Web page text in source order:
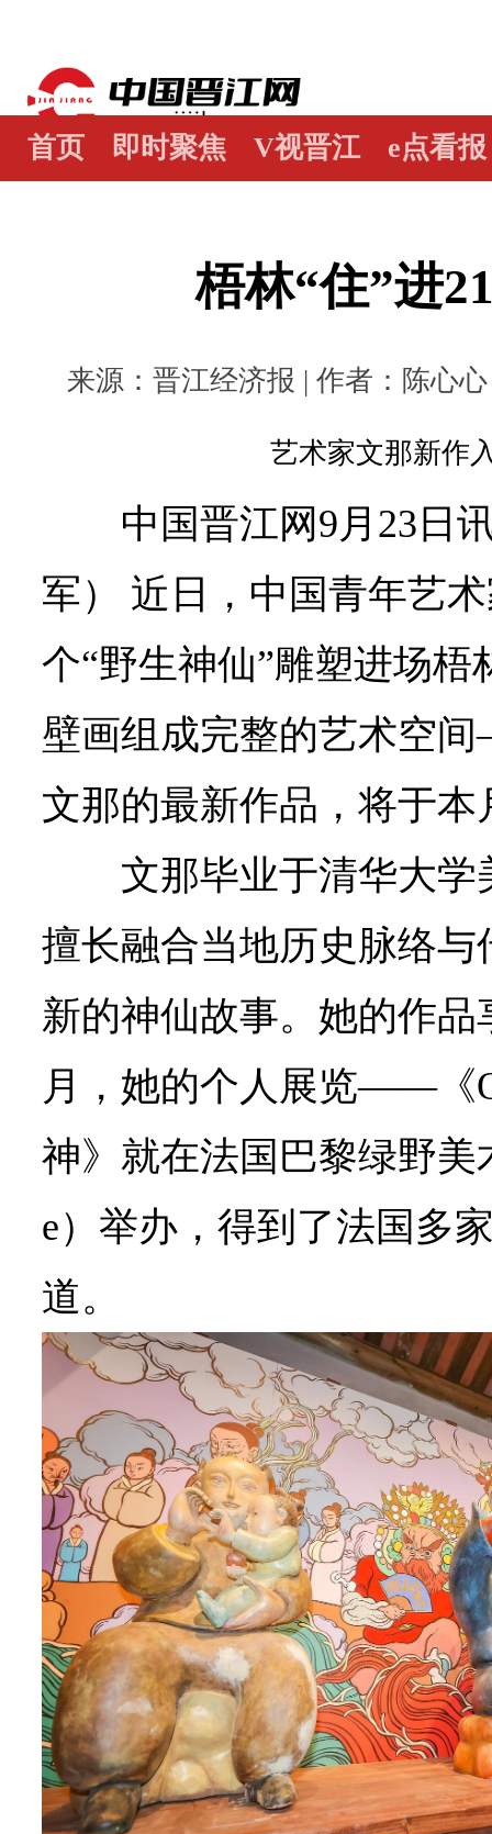
首页 即时聚焦 V视晋江 e点看报
梧林“住”进
来源：晋江经济报 | 作者：陈心
艺术家文那新作
中国晋江网9月23日
军） 近日，中国青年艺
个“野生神仙”雕塑进场
壁画组成完整的艺术空
文那的最新作品，将于
文那毕业于清华大
擅长融合当地历史脉络
新的神仙故事。她的作
月，她的个人展览——《
神》就在法国巴黎绿野美
e）举办，得到了法国多
道。